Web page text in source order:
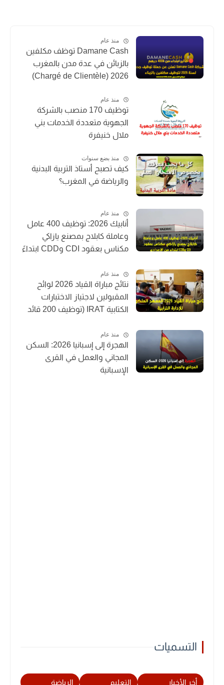
منذ عام
Damane Cash توظف مكلفين
بالزبائن في عدة مدن بالمغرب
2026 (Chargé de Clientèle)
منذ عام
توظيف 170 منصب بالشركة
الجهوية متعددة الخدمات بني
ملال خنيفرة
منذ بضع سنوات
كيف تصبح أستاذ التربية البدنية
والرياضة في المغرب؟
منذ عام
أنابيك 2026: توظيف 400 عامل
وعاملة كابلاج بمصنع يازاكي
مكناس بعقود CDI وCDD ابتداءً
منذ عام
نتائج مباراة القياد 2026 لوائح
المقبولين لاجتياز الاختبارات
الكتابية IRAT (توظيف 200 قائد
منذ عام
الهجرة إلى إسبانيا 2026: السكن
المجاني والعمل في القرى
الإسبانية
التسميات
أخر الأخبار التعليم الرياضة